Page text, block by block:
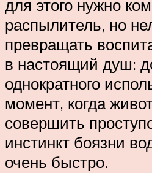
для этого нужно
распылитель, но
превращать
в настоящий душ:
однократного
момент, когда
совершить
инстинкт боязни
очень быстро.